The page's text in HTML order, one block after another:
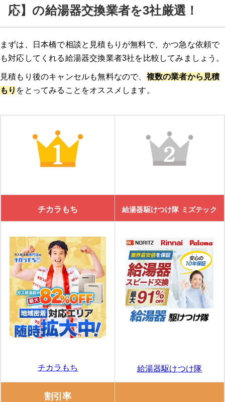
応】の給湯器交換業者を3社厳選！
まずは、日本橋で相談と見積もりが無料で、かつ急な依頼で
も対応してくれる給湯器交換業者3社を比較してみましょう。
見積もり後のキャンセルも無料なので、 複数の業者から見積
もり をとってみることをオススメします。
チカラもち 給湯器駆けつけ隊 ミズテック
チカラもち 給湯器駆けつけ隊
割引率